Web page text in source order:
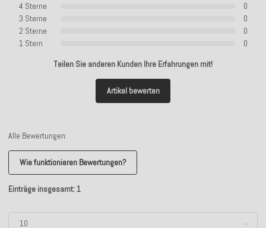
4 Sterne
0
3 Sterne
0
2 Sterne
0
1 Stern
0
Teilen Sie anderen Kunden Ihre Erfahrungen mit!
Artikel bewerten
Alle Bewertungen:
Wie funktionieren Bewertungen?
Einträge insgesamt: 1